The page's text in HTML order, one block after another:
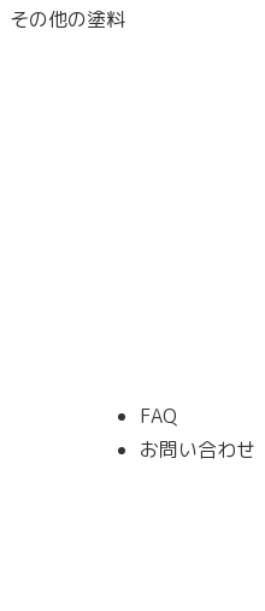
その他の塗料
FAQ
お問い合わせ